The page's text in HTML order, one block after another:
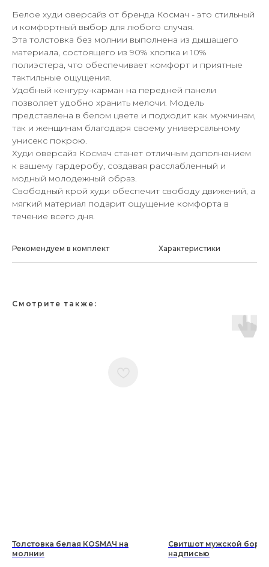
Белое худи оверсайз от бренда Космач - это стильный
и комфортный выбор для любого случая.
Эта толстовка без молнии выполнена из дышащего
материала, состоящего из 90% хлопка и 10%
полиэстера, что обеспечивает комфорт и приятные
тактильные ощущения.
Удобный кенгуру-карман на передней панели
позволяет удобно хранить мелочи. Модель
представлена в белом цвете и подходит как мужчинам,
так и женщинам благодаря своему универсальному
унисекс покрою.
Худи оверсайз Космач станет отличным дополнением
к вашему гардеробу, создавая расслабленный и
модный молодежный образ.
Свободный крой худи обеспечит свободу движений, а
мягкий материал подарит ощущение комфорта в
течение всего дня.
Рекомендуем в комплект Характеристики
Смотрите также:
Толстовка белая КОSМАЧ на
молнии
Свитшот мужской
надписью